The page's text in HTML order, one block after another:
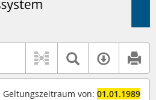
Textsuche
Geltungszeitraum von: 01.01.1989